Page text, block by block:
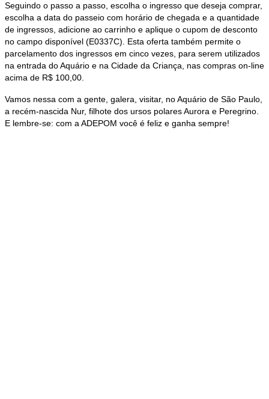
Seguindo o passo a passo, escolha o ingresso que deseja comprar,
escolha a data do passeio com horário de chegada e a quantidade
de ingressos, adicione ao carrinho e aplique o cupom de desconto
no campo disponível (E0337C). Esta oferta também permite o
parcelamento dos ingressos em cinco vezes, para serem utilizados
na entrada do Aquário e na Cidade da Criança, nas compras on-line
acima de R$ 100,00.
Vamos nessa com a gente, galera, visitar, no Aquário de São Paulo,
a recém-nascida Nur, filhote dos ursos polares Aurora e Peregrino.
E lembre-se: com a ADEPOM você é feliz e ganha sempre!